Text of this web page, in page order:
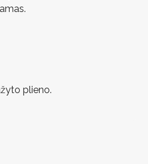
plieno.